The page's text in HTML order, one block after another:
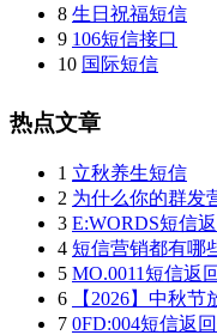
8 生日祝福短信
9 106短信接口
10 国际短信
热点文章
1 立秋养生短信
2 为什么你的群发
3 E:WORDS短信
4 短信营销都有哪
5 MO.0011短信返
6
【2026】中秋节
7 0FD:004短信返